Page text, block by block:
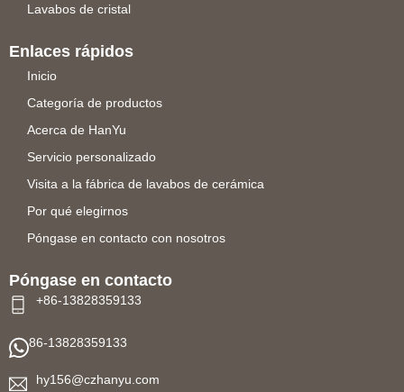
Lavabos de cristal
Enlaces rápidos
Inicio
Categoría de productos
Acerca de HanYu
Servicio personalizado
Visita a la fábrica de lavabos de cerámica
Por qué elegirnos
Póngase en contacto con nosotros
Póngase en contacto
+86-13828359133
86-13828359133
hy156@czhanyu.com